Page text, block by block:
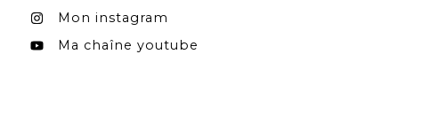
Mon instagram
Ma chaîne youtube